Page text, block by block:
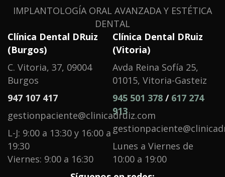
IMPLANTOLOGÍA ORAL AVANZADA Y ESTÉTICA
DENTAL
Clínica Dental DRuiz
(Burgos)
C. Vitoria, 37, 09004
Burgos
947 107 417
gestionpaciente@clinicadruiz.com
L-J: 9:00 a 13:30 y 16:00 a
19:30
Viernes: 9:00 a 16:30
Clínica Dental DRuiz
(Vitoria)
Avda Reina Sofía 25,
01015, Vitoria-Gasteiz
945 501 378 / 617 274
913
Lunes a Viernes de
10:00 a 19:00